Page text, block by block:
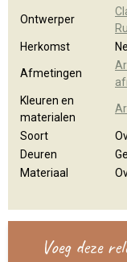
Ontwerper
Herkomst
Afmetingen
Kleuren en
materialen
Soort
Deuren
Materiaal
Voeg deze